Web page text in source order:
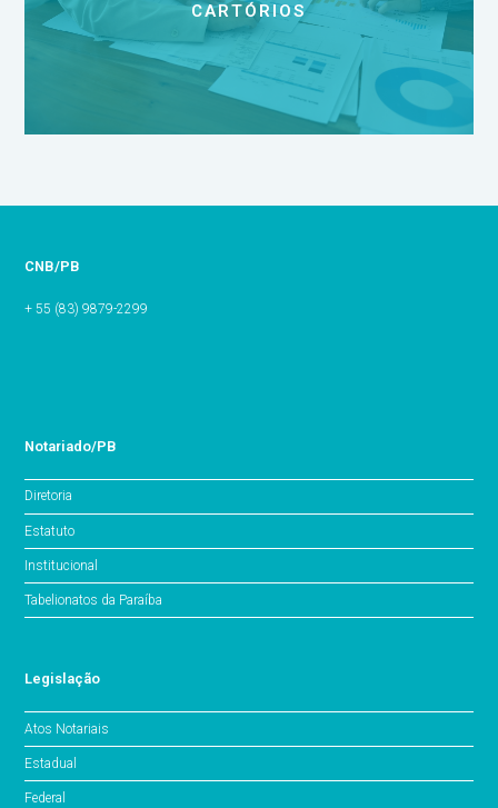
CARTÓRIOS
CNB/PB
+ 55 (83) 9879-2299
Notariado/PB
Diretoria
Estatuto
Institucional
Tabelionatos da Paraíba
Legislação
Atos Notariais
Estadual
Federal